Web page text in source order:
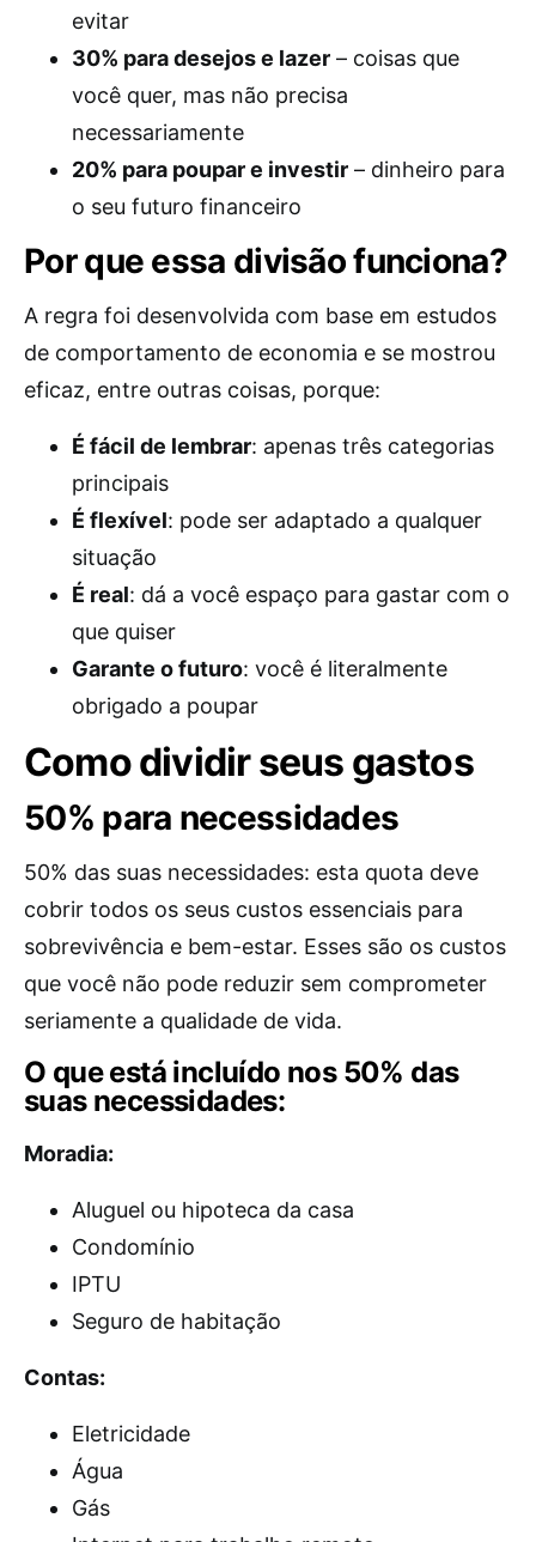
evitar
30% para desejos e lazer – coisas que
você quer, mas não precisa
necessariamente
20% para poupar e investir – dinheiro para
o seu futuro financeiro
Por que essa divisão funciona?
A regra foi desenvolvida com base em estudos
de comportamento de economia e se mostrou
eficaz, entre outras coisas, porque:
É fácil de lembrar: apenas três categorias
principais
É flexível: pode ser adaptado a qualquer
situação
É real: dá a você espaço para gastar com o
que quiser
Garante o futuro: você é literalmente
obrigado a poupar
Como dividir seus gastos
50% para necessidades
50% das suas necessidades: esta quota deve
cobrir todos os seus custos essenciais para
sobrevivência e bem-estar. Esses são os custos
que você não pode reduzir sem comprometer
seriamente a qualidade de vida.
O que está incluído nos 50% das
suas necessidades:
Moradia:
Aluguel ou hipoteca da casa
Condomínio
IPTU
Seguro de habitação
Contas:
Eletricidade
Água
Gás